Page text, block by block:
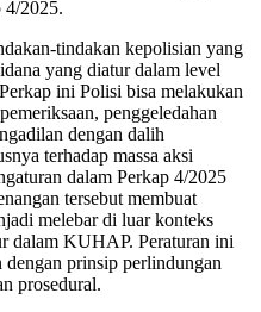
4/2025.
tindakan kepolisian yang
yang diatur dalam level
ini Polisi bisa melakukan
penggeledahan
dengan dalih
terhadap massa aksi
dalam Perkap 4/2025
tersebut membuat
melebar di luar konteks
dalam KUHAP. Peraturan ini
dengan prinsip perlindungan
prosedural.